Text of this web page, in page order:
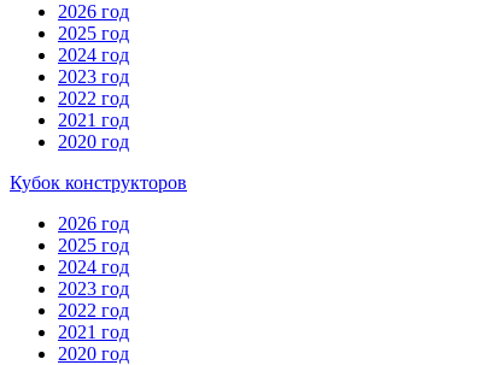
2026 год
2025 год
2024 год
2023 год
2022 год
2021 год
2020 год
Кубок конструкторов
2026 год
2025 год
2024 год
2023 год
2022 год
2021 год
2020 год